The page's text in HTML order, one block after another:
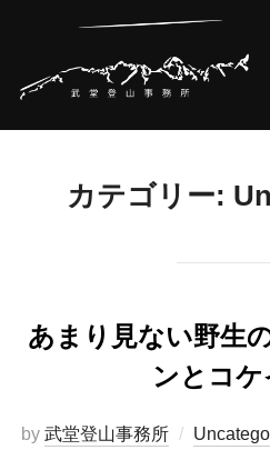
カテゴリー:
あまり見ない野生
ンとコケ
by 武堂登山事務所